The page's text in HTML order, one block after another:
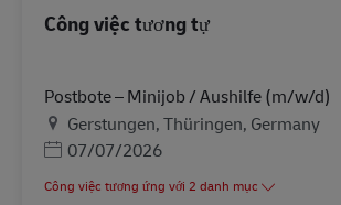
Công việc tương tự
Postbote – Minijob / Aushilfe (m/w/d)
Địa điểm
Gerstungen, Thüringen, Germany
Posted Date
07/07/2026
Công việc tương ứng với 2 danh mục